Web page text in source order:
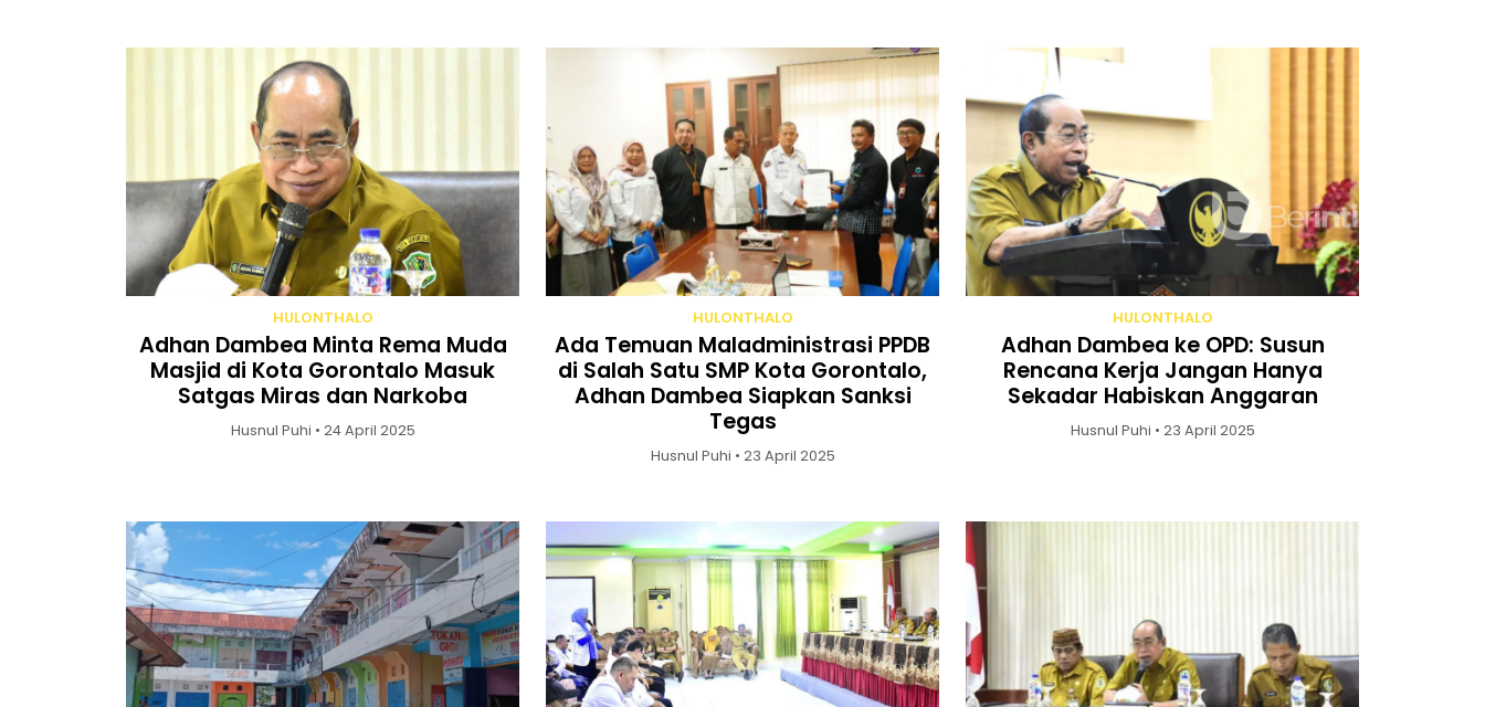
HULONTHALO
Adhan Dambea Minta Rema Muda
Masjid di Kota Gorontalo Masuk
Satgas Miras dan Narkoba
Husnul Puhi • 24 April 2025
HULONTHALO
Ada Temuan Maladministrasi PPDB
di Salah Satu SMP Kota Gorontalo,
Adhan Dambea Siapkan Sanksi
Tegas
Husnul Puhi • 23 April 2025
HULONTHALO
Adhan Dambea ke OPD: Susun
Rencana Kerja Jangan Hanya
Sekadar Habiskan Anggaran
Husnul Puhi • 23 April 2025